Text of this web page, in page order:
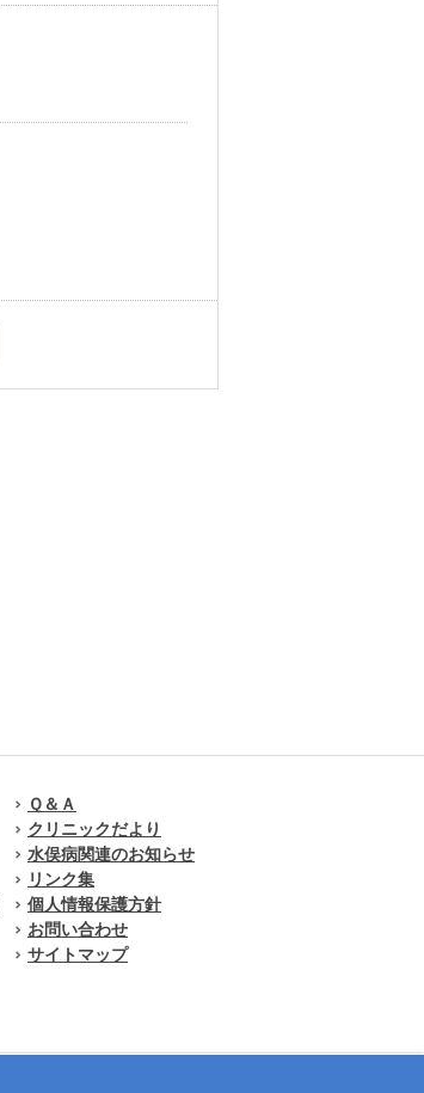
Ｑ＆Ａ
クリニックだより
水俣病関連のお知らせ
リンク集
個人情報保護方針
お問い合わせ
サイトマップ